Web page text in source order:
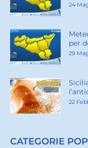
24
per
29
22
CATEGORIE